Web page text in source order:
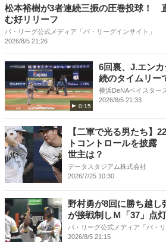
松本裕樹が3者連続三振の圧巻投球！
む好リリーフ
パ・リーグ公式メディア「パ・リーグインサイト」
2026/8/5 21:26
0:15
6回裏、J.エン
続のタイムリー
横浜DeNAベイスター
2026/8/5 21:33
【二軍で光る男たち】
トコントロールを披露
世主は？
データスタジアム株式会社
2026/7/25 10:30
野村勇が8回に勝ち越
が接戦制しＭ「37」点
パ・リーグ公式メディア「パ・リ
2026/8/5 21:15